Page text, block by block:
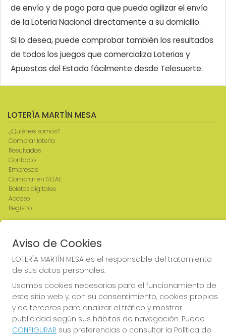
de envío y de pago para que pueda agilizar el envío
de la Loteria Nacional directamente a su domicilio.
Si lo desea, puede comprobar también los resultados
de todos los juegos que comercializa Loterias y
Apuestas del Estado fácilmente desde Telesuerte.
LOTERÍA MARTÍN MESA
¿Quiénes somos?
Comprar lotería
Resultados
Contacto
Empresas
Comprar en SELAE
Boletos digitales
Acceso
Registro
CONTACTO
ADMINISTRACION DE LOTERIAS: 2-CIUDAD RODRIGO -
RECEPTOR OFICIAL: 64380
923482019
web@admon2martinmesa.es
Aviso de Cookies
LOTERÍA MARTÍN MESA es el responsable del tratamiento
de sus datos personales.
Usamos cookies necesarias para el funcionamiento de
este sitio web y, con su consentimiento, cookies propias
y de terceros para analizar el tráfico y mostrar
publicidad según sus hábitos de navegación. Puede
CONFIGURAR sus preferencias o consultar la Política de